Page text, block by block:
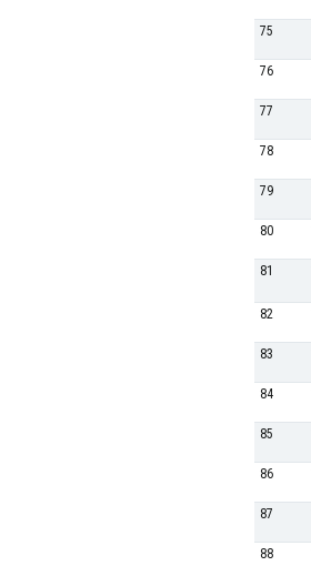
75
76
77
78
79
80
81
82
83
84
85
86
87
88